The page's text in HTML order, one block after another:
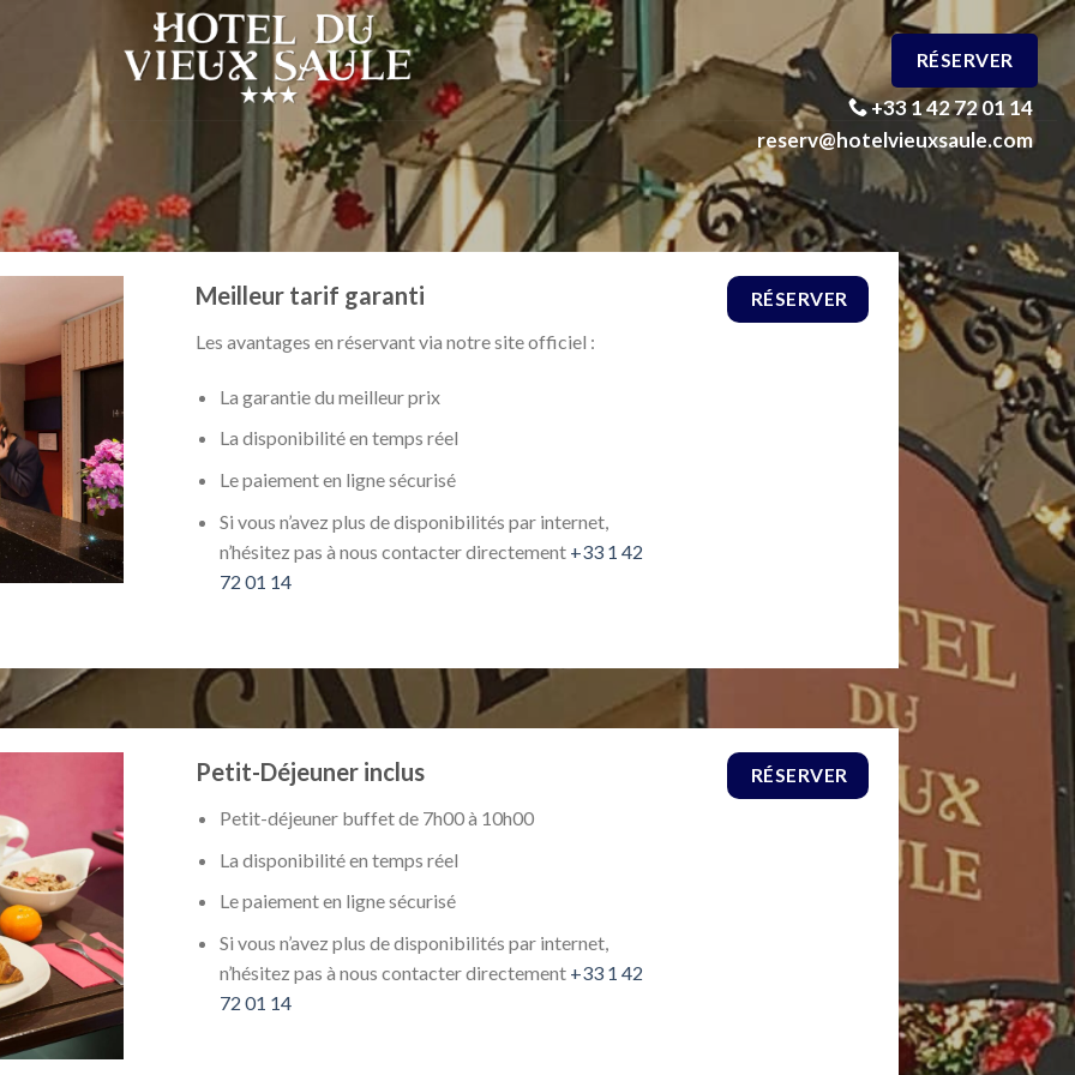
RÉSERVER
+33 1 42 72 01 14
reserv@hotelvieuxsaule.com
Meilleur tarif garanti
Les avantages en réservant via notre site officiel :
La garantie du meilleur prix
La disponibilité en temps réel
Le paiement en ligne sécurisé
Si vous n’avez plus de disponibilités par internet,
n’hésitez pas à nous contacter directement +33 1 42
72 01 14
RÉSERVER
Petit-Déjeuner inclus
Petit-déjeuner buffet de 7h00 à 10h00
La disponibilité en temps réel
Le paiement en ligne sécurisé
Si vous n’avez plus de disponibilités par internet,
n’hésitez pas à nous contacter directement +33 1 42
72 01 14
RÉSERVER